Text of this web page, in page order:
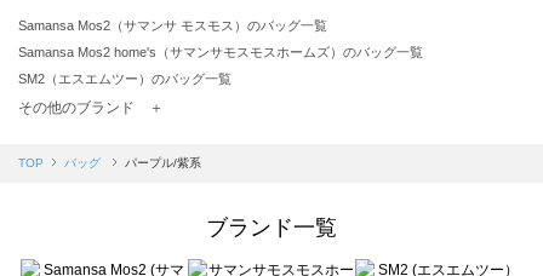
Samansa Mos2（サマンサ モスモス）のバッグ一覧
Samansa Mos2 home's（サマンサモスモスホームズ）のバッグ一覧
SM2（エスエムツー）のバッグ一覧
TSUHARU by Samansa Mos2（ツハルバイサマンサモスモス）のバッグ一覧
Samansa Mos2 blue（サマンサモスモス ブルー）のバッグ一覧
sō4ū（ソウフォーユー）のバッグ一覧
Te chichi（テチチ）のバッグ一覧
その他のブランド ＋
TOP バッグ パープル/紫系
ブランド一覧